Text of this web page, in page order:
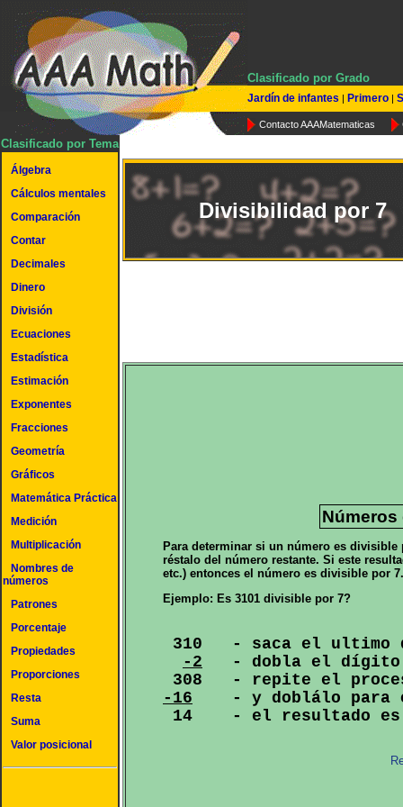
Clasificado por Grado
Jardín de infantes | Primero |
Contacto AAAMatematicas
Clasificado por Tema
Álgebra
Cálculos mentales
Comparación
Contar
Decimales
Dinero
División
Ecuaciones
Estadística
Estimación
Exponentes
Fracciones
Geometría
Gráficos
Matemática Práctica
Medición
Multiplicación
Nombres de
números
Patrones
Porcentaje
Propiedades
Proporciones
Resta
Suma
Valor posicional
Divisibilidad por 7
Para determinar si un número es
réstalo del número restante. Si este
etc.) entonces el número es divisible por
Ejemplo: Es 3101 divisible por 7?
310   - saca el ultimo
-2
- dobla el
-16
- y doblálo para